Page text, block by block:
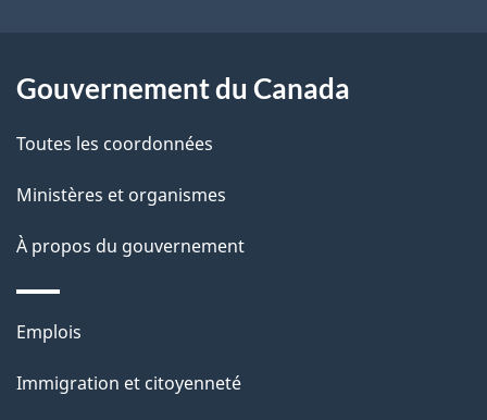
Gouvernement du Canada
Toutes les coordonnées
Ministères et organismes
À propos du gouvernement
Thèmes
sujets
Emplois
Immigration et citoyenneté